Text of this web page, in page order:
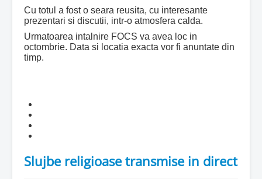
Cu totul a fost o seara reusita, cu interesante
prezentari si discutii, intr-o atmosfera calda.
Urmatoarea intalnire FOCS va avea loc in
octombrie. Data si locatia exacta vor fi anuntate din
timp.
Slujbe religioase transmise in direct